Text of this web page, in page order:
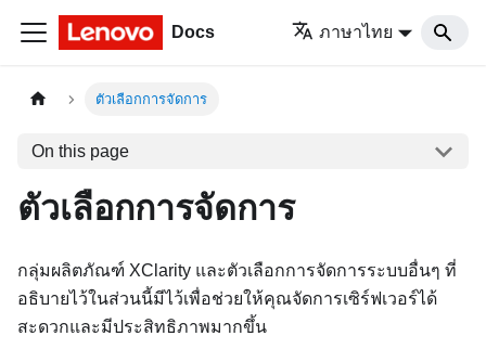
Docs ภาษาไทย
ตัวเลือกการจัดการ
On this page
ตัวเลือกการจัดการ
กลุ่มผลิตภัณฑ์ XClarity และตัวเลือกการจัดการระบบอื่นๆ ที่
อธิบายไว้ในส่วนนี้มีไว้เพื่อช่วยให้คุณจัดการเซิร์ฟเวอร์ได้
สะดวกและมีประสิทธิภาพมากขึ้น